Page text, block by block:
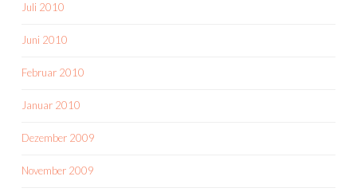
Juli 2010
Juni 2010
Februar 2010
Januar 2010
Dezember 2009
November 2009